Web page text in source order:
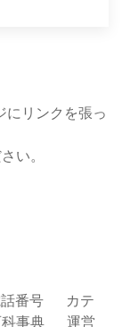
にリンクを張っ
い。
番号
カテ
事典 運営